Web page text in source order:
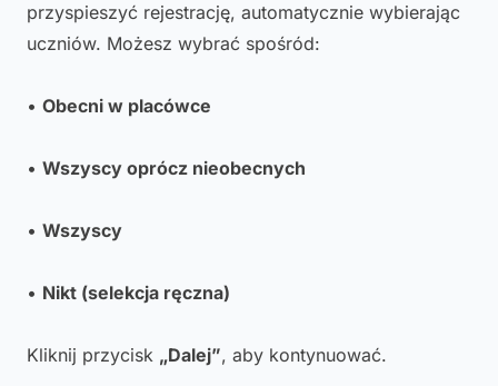
przyspieszyć rejestrację, automatycznie wybierając
uczniów. Możesz wybrać spośród:
• Obecni w placówce
• Wszyscy oprócz nieobecnych
• Wszyscy
• Nikt (selekcja ręczna)
Kliknij przycisk „Dalej”, aby kontynuować.